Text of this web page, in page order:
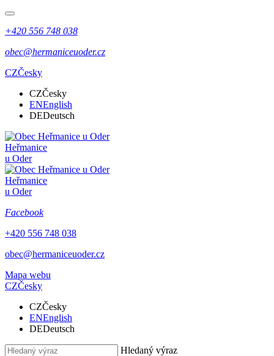
+420 556 748 038
obec@hermaniceuoder.cz
CZČesky
CZČesky
ENEnglish
DEDeutsch
Heřmanice
u Oder
Heřmanice
u Oder
Facebook
+420 556 748 038
obec@hermaniceuoder.cz
Mapa webu
CZČesky
CZČesky
ENEnglish
DEDeutsch
Hledaný výraz